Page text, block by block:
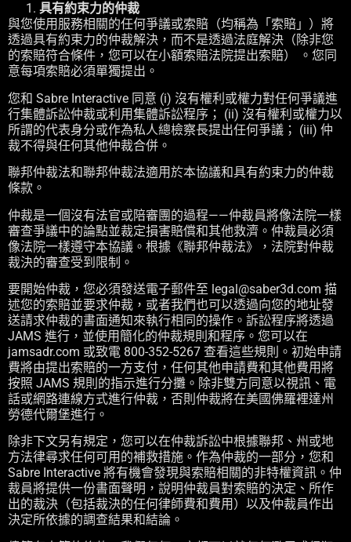
具有約束力的仲裁
與您使用服務相關的任何爭議或索賠（均稱為「索賠」）將
透過具有約束力的仲裁解決，而不是透過法庭解決（除非您
的索賠符合條件，您可以在小額索賠法院提出索賠） 。您同
意每項索賠必須單獨提出。
您和 Sabre Interactive 同意 (i) 沒有權利或權力對任何爭議進
行集體訴訟仲裁或利用集體訴訟程序； (ii) 沒有權利或權力以
所謂的代表身分或作為私人總檢察長提出任何爭議； (iii) 仲
裁不得與任何其他仲裁合併。
聯邦仲裁法和聯邦仲裁法適用於本協議和具有約束力的仲裁
條款。
仲裁是一個沒有法官或陪審團的過程——仲裁員將像法院一樣
審查爭議中的論點並裁定損害賠償和其他救濟。仲裁員必須
像法院一樣遵守本協議。根據《聯邦仲裁法》，法院對仲裁
裁決的審查受到限制。
要開始仲裁，您必須發送電子郵件至 legal@saber3d.com 描
述您的索賠並要求仲裁，或者我們也可以透過向您的地址發
送請求仲裁的書面通知來執行相同的操作。訴訟程序將透過
JAMS 進行，並使用簡化的仲裁規則和程序。您可以在
jamsadr.com 或致電 800-352-5267 查看這些規則。初始申請
費將由提出索賠的一方支付，任何其他申請費和其他費用將
按照 JAMS 規則的指示進行分攤。除非雙方同意以視訊、電
話或網路連線方式進行仲裁，否則仲裁將在美國佛羅裡達州
勞德代爾堡進行。
除非下文另有規定，您可以在仲裁訴訟中根據聯邦、州或地
方法律尋求任何可用的補救措施。作為仲裁的一部分，您和
Sabre Interactive 將有機會發現與索賠相關的非特權資訊。仲
裁員將提供一份書面聲明，說明仲裁員對索賠的決定、所作
出的裁決（包括裁決的任何律師費和費用）以及仲裁員作出
決定所依據的調查結果和結論。